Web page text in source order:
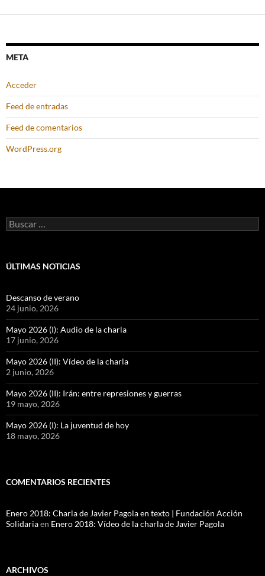
META
Acceder
Feed de entradas
Feed de comentarios
WordPress.org
Buscar:
ÚLTIMAS NOTICIAS
Descanso de verano
24 junio, 2026
Mayo 2026 (I): Audio de la charla
17 junio, 2026
Mayo 2026 (II): Vídeo de la charla
2 junio, 2026
Mayo 2026 (II): Irán: entre represiones y guerras
19 mayo, 2026
Mayo 2026 (I): La juventud de hoy
18 mayo, 2026
COMENTARIOS RECIENTES
Enero 2018: Charla de Javier Pagola en texto | Fundación Acción
Solidariaen Enero 2018: Vídeo de la charla de Javier Pagola
ARCHIVOS